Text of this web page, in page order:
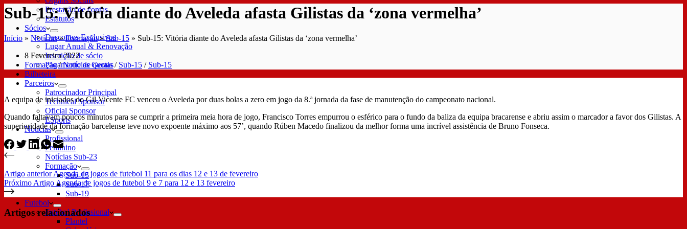
Prestação de contas
Estatutos
Sócios
Descontos Exclusivos
Lugar Anual & Renovação
Inscrição de sócio
Pagamento de quotas
Bilheteira
Parceiros
Patrocinador Principal
Technical Sponsor
Oficial Sponsor
ESports
Notícias
Profissional
Feminino
Notícias Sub-23
Formação
Sub-15
Sub-17
Sub-19
Futebol
Futebol Profissional
Plantel
Sub-15: Vitória diante do Aveleda afasta Gilistas da ‘zona vermelha’
Início » Notícias»Formação»Sub-15 » Sub-15: Vitória diante do Aveleda afasta Gilistas da ‘zona vermelha’
8 Fevereiro 2022
Formação/Notícias Gerais/ Sub-15 / Sub-15
A equipa de iniciados do Gil Vicente FC venceu o Aveleda por duas bolas a zero em jogo da 8.ª jornada da fase de manutenção do campeonato nacional.
Quando faltavam poucos minutos para se cumprir a primeira meia hora de jogo, Francisco Torres empurrou o esférico para o fundo da baliza da equipa bracarense e abriu assim o marcador a favor dos Gilistas. A
superioridade da formação barcelense teve novo expoente máximo aos 57’, quando Rúben Macedo finalizou da melhor forma uma incrível assistência de Bruno Fonseca.
Artigo anteriorAgenda de jogos de futebol 11 para os dias 12 e 13 de fevereiro
Próximo Artigo Agenda de jogos de futebol 9 e 7 para 12 e 13 fevereiro
Artigos relacionados